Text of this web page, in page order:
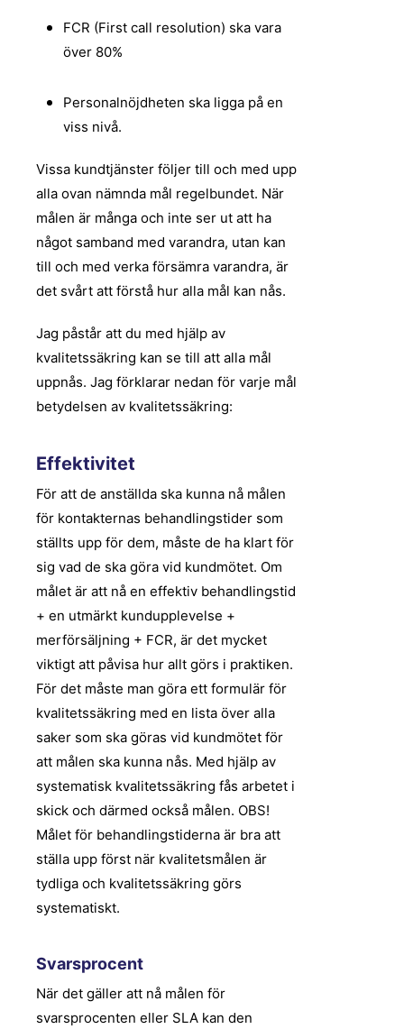
FCR (First call resolution) ska vara
över 80%
Personalnöjdheten ska ligga på en
viss nivå.
Vissa kundtjänster följer till och med upp
alla ovan nämnda mål regelbundet. När
målen är många och inte ser ut att ha
något samband med varandra, utan kan
till och med verka försämra varandra, är
det svårt att förstå hur alla mål kan nås.
Jag påstår att du med hjälp av
kvalitetssäkring kan se till att alla mål
uppnås. Jag förklarar nedan för varje mål
betydelsen av kvalitetssäkring:
Effektivitet
För att de anställda ska kunna nå målen
för kontakternas behandlingstider som
ställts upp för dem, måste de ha klart för
sig vad de ska göra vid kundmötet. Om
målet är att nå en effektiv behandlingstid
+ en utmärkt kundupplevelse +
merförsäljning + FCR, är det mycket
viktigt att påvisa hur allt görs i praktiken.
För det måste man göra ett formulär för
kvalitetssäkring med en lista över alla
saker som ska göras vid kundmötet för
att målen ska kunna nås. Med hjälp av
systematisk kvalitetssäkring fås arbetet i
skick och därmed också målen. OBS!
Målet för behandlingstiderna är bra att
ställa upp först när kvalitetsmålen är
tydliga och kvalitetssäkring görs
systematiskt.
Svarsprocent
När det gäller att nå målen för
svarsprocenten eller SLA kan den